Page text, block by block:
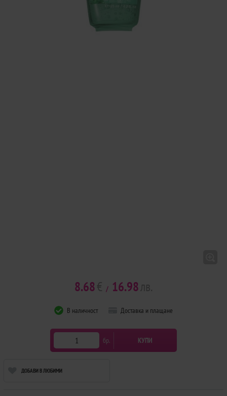
8.68 / 16.98
В наличност Доставка и плащане
бр. КУПИ
ДОБАВИ В ЛЮБИМИ